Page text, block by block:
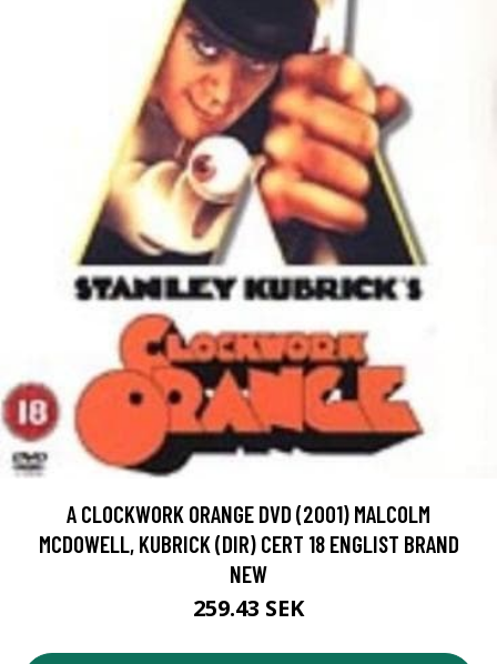
A CLOCKWORK ORANGE DVD (2001) MALCOLM
MCDOWELL, KUBRICK (DIR) CERT 18 ENGLIST BRAND
NEW
259.43 SEK